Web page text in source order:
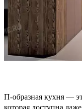
П-образная кухня ­­—